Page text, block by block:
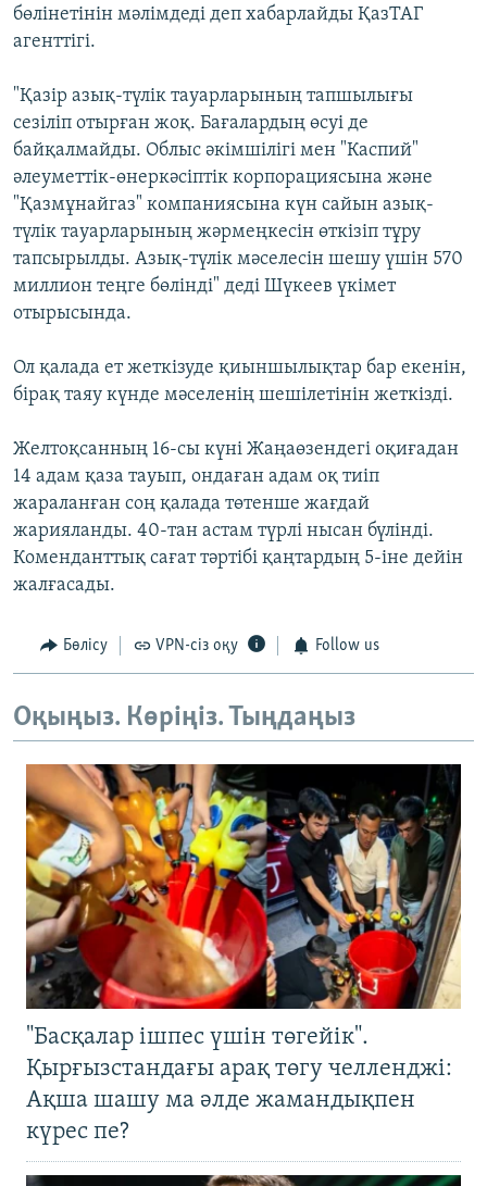
бөлінетінін мәлімдеді деп хабарлайды ҚазТАГ
агенттігі.
"Қазір азық-түлік тауарларының тапшылығы
сезіліп отырған жоқ. Бағалардың өсуі де
байқалмайды. Облыс әкімшілігі мен "Каспий"
әлеуметтік-өнеркәсіптік корпорациясына және
"Қазмұнайгаз" компаниясына күн сайын азық-
түлік тауарларының жәрмеңкесін өткізіп тұру
тапсырылды. Азық-түлік мәселесін шешу үшін 570
миллион теңге бөлінді" деді Шүкеев үкімет
отырысында.
Ол қалада ет жеткізуде қиыншылықтар бар екенін,
бірақ таяу күнде мәселенің шешілетінін жеткізді.
Желтоқсанның 16-сы күні Жаңаөзендегі оқиғадан
14 адам қаза тауып, ондаған адам оқ тиіп
жараланған соң қалада төтенше жағдай
жарияланды. 40-тан астам түрлі нысан бүлінді.
Коменданттық сағат тәртібі қаңтардың 5-іне дейін
жалғасады.
Бөлісу VPN-сіз оқу Follow us
Оқыңыз. Көріңіз. Тыңдаңыз
"Басқалар ішпес үшін төгейік".
Қырғызстандағы арақ төгу челленджі:
Ақша шашу ма әлде жамандықпен
күрес пе?